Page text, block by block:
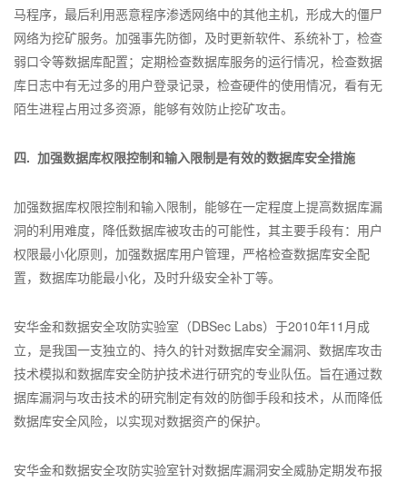
马程序，最后利用恶意程序渗透网络中的其他主机，形成大的僵尸
网络为挖矿服务。加强事先防御，及时更新软件、系统补丁，检查
弱口令等数据库配置；定期检查数据库服务的运行情况，检查数据
库日志中有无过多的用户登录记录，检查硬件的使用情况，看有无
陌生进程占用过多资源，能够有效防止挖矿攻击。
四. 加强数据库权限控制和输入限制是有效的数据库安全措施
加强数据库权限控制和输入限制，能够在一定程度上提高数据库漏
洞的利用难度，降低数据库被攻击的可能性，其主要手段有：用户
权限最小化原则，加强数据库用户管理，严格检查数据库安全配
置，数据库功能最小化，及时升级安全补丁等。
安华金和数据安全攻防实验室（DBSec Labs）于2010年11月成
立，是我国一支独立的、持久的针对数据库安全漏洞、数据库攻击
技术模拟和数据库安全防护技术进行研究的专业队伍。旨在通过数
据库漏洞与攻击技术的研究制定有效的防御手段和技术，从而降低
数据库安全风险，以实现对数据资产的保护。
安华金和数据安全攻防实验室针对数据库漏洞安全威胁定期发布报